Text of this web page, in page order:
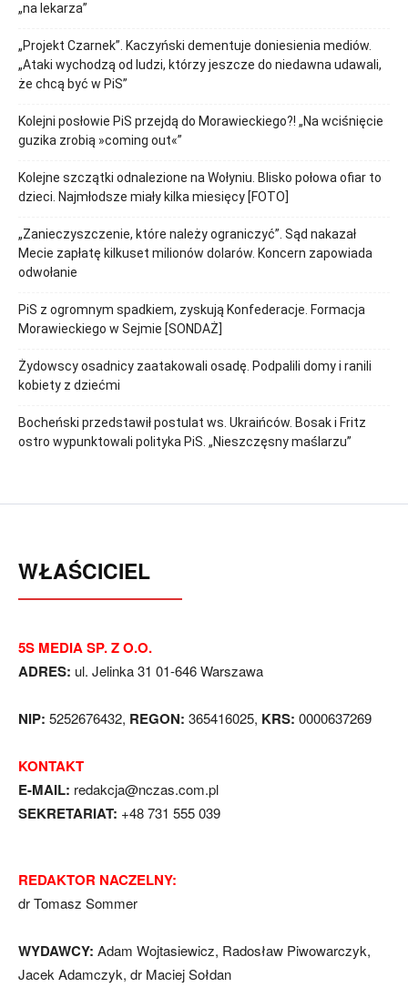
„na lekarza”
„Projekt Czarnek”. Kaczyński dementuje doniesienia mediów.
„Ataki wychodzą od ludzi, którzy jeszcze do niedawna udawali,
że chcą być w PiS”
Kolejni posłowie PiS przejdą do Morawieckiego?! „Na wciśnięcie
guzika zrobią »coming out«”
Kolejne szczątki odnalezione na Wołyniu. Blisko połowa ofiar to
dzieci. Najmłodsze miały kilka miesięcy [FOTO]
„Zanieczyszczenie, które należy ograniczyć”. Sąd nakazał
Mecie zapłatę kilkuset milionów dolarów. Koncern zapowiada
odwołanie
PiS z ogromnym spadkiem, zyskują Konfederacje. Formacja
Morawieckiego w Sejmie [SONDAŻ]
Żydowscy osadnicy zaatakowali osadę. Podpalili domy i ranili
kobiety z dziećmi
Bocheński przedstawił postulat ws. Ukraińców. Bosak i Fritz
ostro wypunktowali polityka PiS. „Nieszczęsny maślarzu”
WŁAŚCICIEL
5S MEDIA SP. Z O.O.
ADRES: ul. Jelinka 31 01-646 Warszawa
NIP: 5252676432, REGON: 365416025, KRS: 0000637269
KONTAKT
E-MAIL: redakcja@nczas.com.pl
SEKRETARIAT: +48 731 555 039
REDAKTOR NACZELNY:
dr Tomasz Sommer
WYDAWCY: Adam Wojtasiewicz, Radosław Piwowarczyk,
Jacek Adamczyk, dr Maciej Sołdan